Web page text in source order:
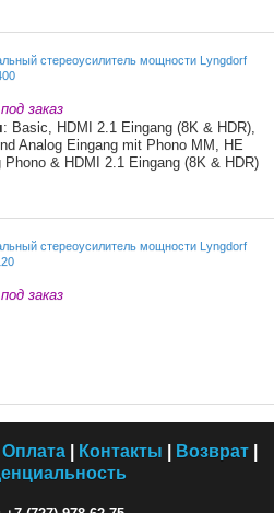
стереоусилитель мощности Lyngdorf
заказ
: Basic, HDMI 2.1 Eingang (8K & HDR),
Analog Eingang mit Phono MM, HE
Phono & HDMI 2.1 Eingang (8K & HDR)
стереоусилитель мощности Lyngdorf
заказ
Оплата| Контакты Возврат|